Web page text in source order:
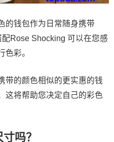
的钱包作为日常随身携带
Rose Shocking 可以在您感
色彩。
带的颜色相似的更实惠的钱
这将帮助您决定自己的彩色
吗？